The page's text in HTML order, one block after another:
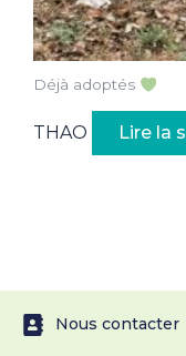
Déjà adoptés
THAO Lire la
Nous contacter